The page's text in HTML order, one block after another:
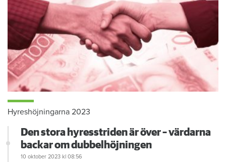
Hyreshöjningarna 2023
Den stora hyresstriden är över – värdarna
backar om dubbelhöjningen
10 oktober 2023 kl 08:56